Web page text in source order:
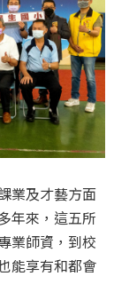
業及才藝方面
年來，這五所
業師資，到校
能享有和都會